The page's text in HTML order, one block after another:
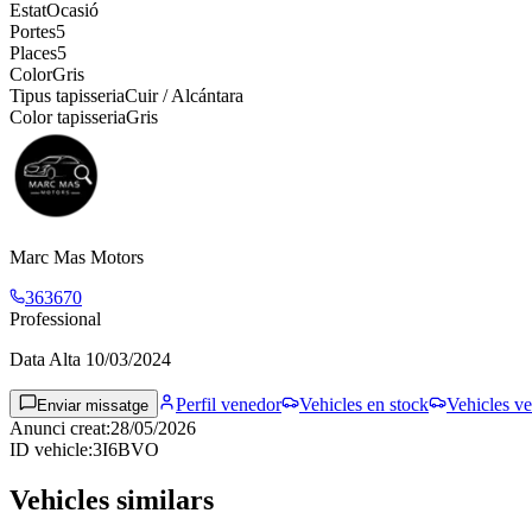
EstatOcasió
Portes5
Places5
ColorGris
Tipus tapisseriaCuir / Alcántara
Color tapisseriaGris
Marc Mas Motors
363670
Professional
Data Alta 10/03/2024
Enviar missatge Perfil venedor Vehicles en stock
Vehicles
Anunci creat:28/05/2026
ID vehicle:3I6BVO
Vehicles similars